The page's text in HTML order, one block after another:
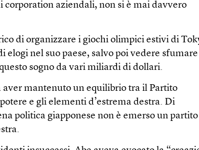
aziendali, non si è mai davvero
di organizzare i giochi olimpici estivi di
elogi nel suo paese, salvo poi vedere sfumare
sogno da vari miliardi di dollari.
aver mantenuto un equilibrio tra il Partito
e gli elementi d’estrema destra. Di
politica giapponese non è emerso un partito